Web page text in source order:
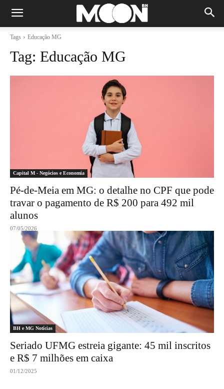
Tags Educação MG
Tag: Educação MG
Capital M - Negócios e Economia
Pé-de-Meia em MG: o detalhe no CPF que pode
travar o pagamento de R$ 200 para 492 mil
alunos
07/05/2026
BH e MG Notícias
Seriado UFMG estreia gigante: 45 mil inscritos
e R$ 7 milhões em caixa
01/12/2025